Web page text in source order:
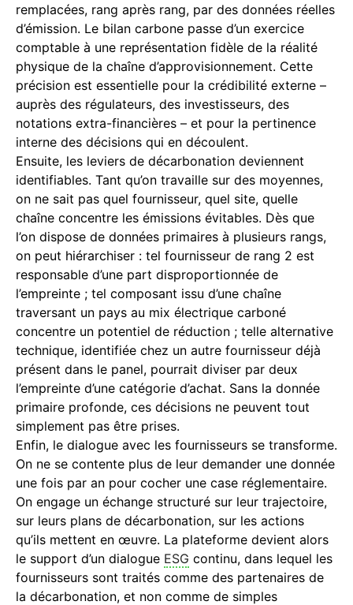
remplacées, rang après rang, par des données réelles
d’émission. Le bilan carbone passe d’un exercice
comptable à une représentation fidèle de la réalité
physique de la chaîne d’approvisionnement. Cette
précision est essentielle pour la crédibilité externe –
auprès des régulateurs, des investisseurs, des
notations extra-financières – et pour la pertinence
interne des décisions qui en découlent.
Ensuite, les leviers de décarbonation deviennent
identifiables. Tant qu’on travaille sur des moyennes,
on ne sait pas quel fournisseur, quel site, quelle
chaîne concentre les émissions évitables. Dès que
l’on dispose de données primaires à plusieurs rangs,
on peut hiérarchiser : tel fournisseur de rang 2 est
responsable d’une part disproportionnée de
l’empreinte ; tel composant issu d’une chaîne
traversant un pays au mix électrique carboné
concentre un potentiel de réduction ; telle alternative
technique, identifiée chez un autre fournisseur déjà
présent dans le panel, pourrait diviser par deux
l’empreinte d’une catégorie d’achat. Sans la donnée
primaire profonde, ces décisions ne peuvent tout
simplement pas être prises.
Enfin, le dialogue avec les fournisseurs se transforme.
On ne se contente plus de leur demander une donnée
une fois par an pour cocher une case réglementaire.
On engage un échange structuré sur leur trajectoire,
sur leurs plans de décarbonation, sur les actions
qu’ils mettent en œuvre. La plateforme devient alors
le support d’un dialogue ESG continu, dans lequel les
fournisseurs sont traités comme des partenaires de
la décarbonation, et non comme de simples